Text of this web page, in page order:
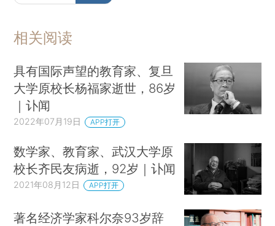
相关阅读
具有国际声望的教育家、复旦
大学原校长杨福家逝世，86岁
｜讣闻
2022年07月19日 APP打开
数学家、教育家、武汉大学原
校长齐民友病逝，92岁｜讣闻
2021年08月12日 APP打开
著名经济学家科尔奈93岁辞